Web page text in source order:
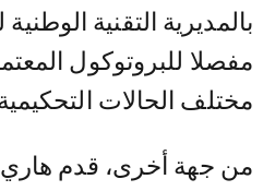
بالمديرية التقنية
مفصلا للبروتوكول
مختلف الحالات
من جهة أخرى، قدم هاري